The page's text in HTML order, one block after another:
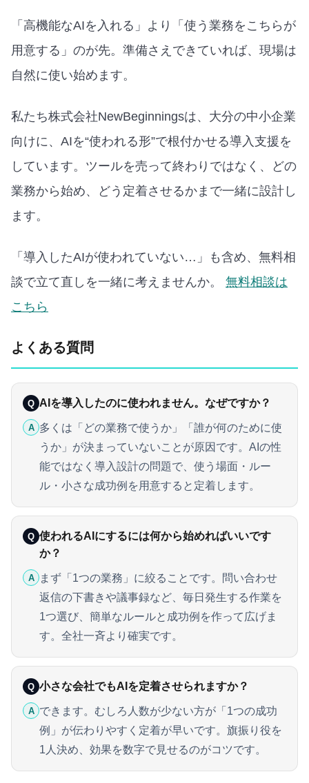
「高機能なAIを入れる」より「使う業務をこちらが
用意する」のが先。準備さえできていれば、現場は
自然に使い始めます。
私たち株式会社NewBeginningsは、大分の中小企業
向けに、AIを“使われる形”で根付かせる導入支援を
しています。ツールを売って終わりではなく、どの
業務から始め、どう定着させるかまで一緒に設計し
ます。
「導入したAIが使われていない…」も含め、無料相
談で立て直しを一緒に考えませんか。 無料相談は
こちら
よくある質問
Q AIを導入したのに使われません。なぜですか？
A 多くは「どの業務で使うか」「誰が何のために使
うか」が決まっていないことが原因です。AIの性
能ではなく導入設計の問題で、使う場面・ルー
ル・小さな成功例を用意すると定着します。
Q 使われるAIにするには何から始めればいいです
か？
A
まず「1つの業務」に絞ることです。問い合わせ
返信の下書きや議事録など、毎日発生する作業を
1つ選び、簡単なルールと成功例を作って広げま
す。全社一斉より確実です。
Q 小さな会社でもAIを定着させられますか？
A できます。むしろ人数が少ない方が「1つの成功
例」が伝わりやすく定着が早いです。旗振り役を
1人決め、効果を数字で見せるのがコツです。